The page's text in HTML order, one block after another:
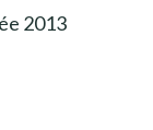
2013